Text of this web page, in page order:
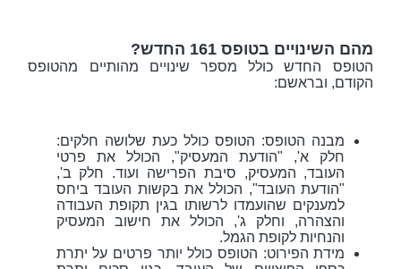
מהם השינויים בטופס 161 החדש?
הטופס החדש כולל מספר שינויים מהותיים מהטופס
הקודם, ובראשם:
מבנה הטופס: הטופס כולל כעת שלושה חלקים:
חלק א', "הודעת המעסיק", הכולל את פרטי
העובד, המעסיק, סיבת הפרישה ועוד. חלק ב',
"הודעת העובד", הכולל את בקשות העובד ביחס
למענקים שהועמדו לרשותו בגין תקופת העבודה
והצהרה, וחלק ג', הכולל את חישוב המעסיק
והנחיות לקופת הגמל.
מידת הפירוט: הטופס כולל יותר פרטים על יתרת